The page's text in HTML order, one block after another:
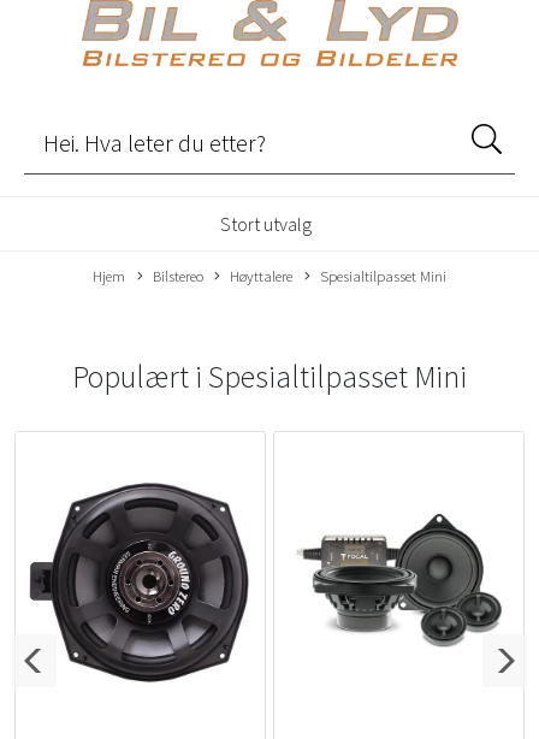
Stort utvalg
Hjem Bilstereo Høyttalere Spesialtilpasset Mini
Populært i Spesialtilpasset Mini